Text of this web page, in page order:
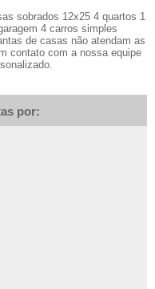
sobrados 12x25 4 quartos 1
4 carros simples
de casas não atendam as
contato com a nossa equipe
por: